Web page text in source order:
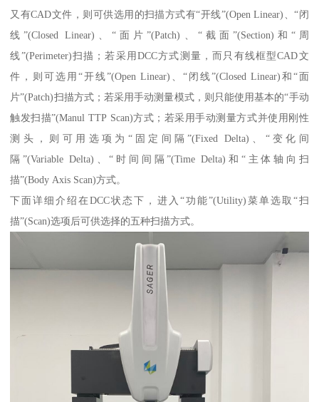
又有CAD文件，则可供选用的扫描方式有“开线”(Open Linear)、“闭
线”(Closed Linear)、“面片”(Patch)、“截面”(Section)和“周
线”(Perimeter)扫描；若采用DCC方式测量，而只有线框型CAD文
件，则可选用“开线”(Open Linear)、“闭线”(Closed Linear)和“面
片”(Patch)扫描方式；若采用手动测量模式，则只能使用基本的“手动
触发扫描”(Manul TTP Scan)方式；若采用手动测量方式并使用刚性
测头，则可用选项为“固定间隔”(Fixed Delta)、“变化间
隔”(Variable Delta)、“时间间隔”(Time Delta)和“主体轴向扫
描”(Body Axis Scan)方式。
下面详细介绍在DCC状态下，进入“功能”(Utility)菜单选取“扫
描”(Scan)选项后可供选择的五种扫描方式。